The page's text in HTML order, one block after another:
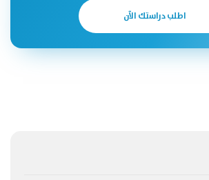
اطلب دراستك الآن